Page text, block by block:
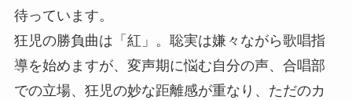
待っています。
狂児の勝負曲は「紅」。聡実は嫌々ながら歌唱指
導を始めますが、変声期に悩む自分の声、合唱部
での立場、狂児の妙な距離感が重なり、ただのカ